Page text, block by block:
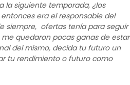
la siguiente temporada, ¿los
era el responsable del
siempre, ofertas tenía para seguir
quedaron pocas ganas de estar
del mismo, decida tu futuro un
tu rendimiento o futuro como